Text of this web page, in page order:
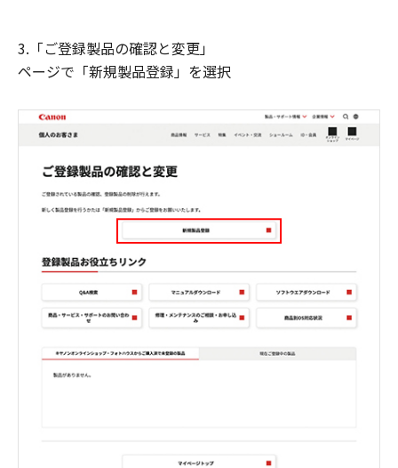
3.「ご登録製品の確認と変更」
ページで「新規製品登録」を選択